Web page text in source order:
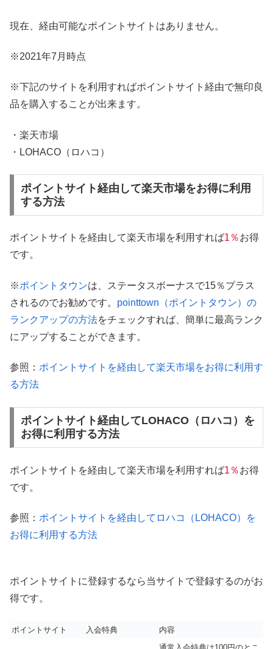
現在、経由可能なポイントサイトはありません。
※2021年7月時点
※下記のサイトを利用すればポイントサイト経由で無印良
品を購入することが出来ます。
・楽天市場
・LOHACO（ロハコ）
ポイントサイト経由して楽天市場をお得に利用
する方法
ポイントサイトを経由して楽天市場を利用すれば1％お得
です。
※ポイントタウンは、ステータスボーナスで15％プラス
されるのでお勧めです。 pointtown（ポイントタウン）の
ランクアップの方法をチェックすれば、簡単に最高ランク
にアップすることができます。
参照： ポイントサイトを経由して楽天市場をお得に利用す
る方法
ポイントサイト経由してLOHACO（ロハコ）を
お得に利用する方法
ポイントサイトを経由して楽天市場を利用すれば1％お得
です。
参照： ポイントサイトを経由してロハコ（LOHACO）を
お得に利用する方法
ポイントサイトに登録するなら当サイトで登録するのがお
得です。
ポイントサイト 入会特典 内容